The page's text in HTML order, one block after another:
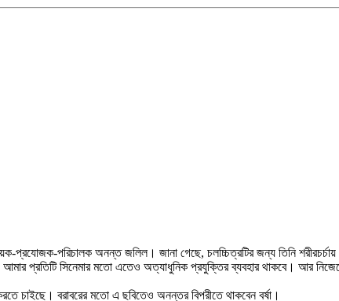
প্রযোজক-পরিচালক অনন্ত জলিল। জানা গেছে, চলচ্চিত্রটির জন্য তিনি
প্রতিটি সিনেমার মতো এতেও অত্যাধুনিক প্রযুক্তির ব্যবহার থাকবে। আর
চাইছে। বরাবরের মতো এ ছবিতেও অনন্তর বিপরীতে থাকবেন বর্ষা।